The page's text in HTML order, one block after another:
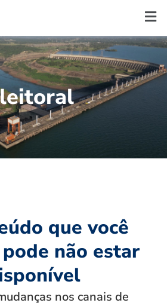
leitoral
que você
não estar
nos canais de